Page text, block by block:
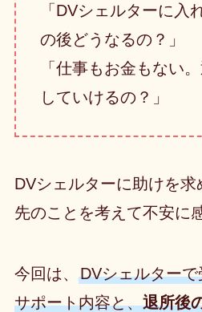
「DVシェルターに入
の後どうなるの？」
「仕事もお金もない
していけるの？」
DVシェルターに助けを求
先のことを考えて不安に
今回は、 DVシェルター
サポート内容と、退所後